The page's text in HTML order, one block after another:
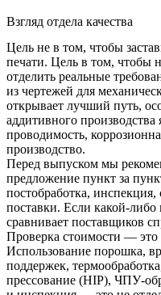
Взгляд отдела качества
Цель не в том, чтобы
печати. Цель в том, чтобы
отделить реальные
из чертежей для
открывает лучший путь,
аддитивного производства
проводимость,
производство.
Перед выпуском мы
предложение пункт за
постобработка,
поставки. Если какой-либо
сравнивает поставщиков
Проверка стоимости — это
Использование порошка,
поддержек,
прессование (HIP), ЧПУ-